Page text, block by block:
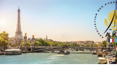
Skip
content